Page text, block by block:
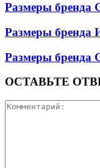
Размеры бренда
Размеры бренда
Размеры бренда
ОСТАВЬТЕ